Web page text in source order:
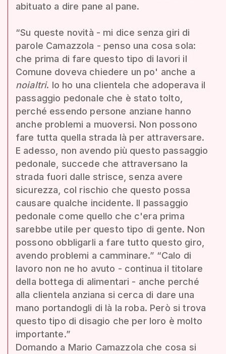
abituato a dire pane al pane.
“Su queste novità - mi dice senza giri di
parole Camazzola - penso una cosa sola:
che prima di fare questo tipo di lavori il
Comune doveva chiedere un po' anche a
noialtri. Io ho una clientela che adoperava il
passaggio pedonale che è stato tolto,
perché essendo persone anziane hanno
anche problemi a muoversi. Non possono
fare tutta quella strada là per attraversare.
E adesso, non avendo più questo passaggio
pedonale, succede che attraversano la
strada fuori dalle strisce, senza avere
sicurezza, col rischio che questo possa
causare qualche incidente. Il passaggio
pedonale come quello che c'era prima
sarebbe utile per questo tipo di gente. Non
possono obbligarli a fare tutto questo giro,
avendo problemi a camminare.” “Calo di
lavoro non ne ho avuto - continua il titolare
della bottega di alimentari - anche perché
alla clientela anziana si cerca di dare una
mano portandogli di là la roba. Però si trova
questo tipo di disagio che per loro è molto
importante.”
Domando a Mario Camazzola che cosa si